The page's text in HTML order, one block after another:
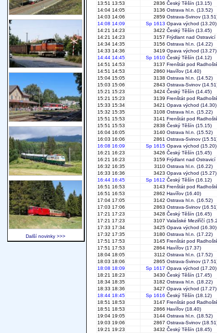
13:51 13:53 2836 Český Těšín (13.15)
14:04 14:05 3136 Ostrava hl.n. (13.52)
14:03 14:06 2859 Ostrava-Svinov
14:08 14:09 Sp 1613 Opava východ (13.20)
14:21 14:23 3422 Český Těšín (13.45)
14:21 14:23 3157 Frýdlant nad Ostravicí
14:34 14:35 3156 Ostrava hl.n. (14.22)
14:33 14:36 3419 Opava východ (13.27)
14:44 14:45 Sp 1610 Český Těšín (14.12)
14:51 14:53 3137 Frenštát pod
14:51 14:53 2860 Havířov (14.40)
15:04 15:05 3138 Ostrava hl.n. (14.52)
15:03 15:06 2843 Ostrava-Svinov
15:21 15:23 3424 Český Těšín (14.45)
15:21 15:23 3139 Frenštát pod
15:33 15:34 3421 Opava východ (14.30)
15:32 15:35 3108 Ostrava hl.n. (15.22)
15:51 15:53 3141 Frenštát pod
15:51 15:53 2838 Český Těšín (15.15)
16:04 16:05 3140 Ostrava hl.n. (15.52)
16:03 16:06 2861 Ostrava-Svinov
16:08 16:09 Sp 1615 Opava východ (15.20)
16:21 16:23 3426 Český Těšín (15.45)
16:21 16:23 3159 Frýdlant nad Ostravicí
16:32 16:35 3110 Ostrava hl.n. (16.22)
16:33 16:36 3423 Opava východ (15.27)
16:44 16:45 Sp 1612 Český Těšín (16.12)
16:51 16:53 3143 Frenštát pod
16:51 16:53 2862 Havířov (16.40)
17:04 17:05 3142 Ostrava hl.n. (16.52)
17:03 17:06 2863 Ostrava-Svinov
17:21 17:23 3428 Český Těšín (16.45)
17:21 17:23 3107 Valašské Meziříčí
17:33 17:34 3425 Opava východ (16.30)
17:32 17:35 3180 Ostrava hl.n. (17.22)
17:51 17:53 3145 Frenštát pod
17:51 17:53 2864 Havířov (17.37)
18:04 18:05 3112 Ostrava hl.n. (17.52)
18:03 18:06 2865 Ostrava-Svinov
18:08 18:09 Sp 1617 Opava východ (17.20)
18:21 18:23 3430 Český Těšín (17.45)
18:34 18:35 3182 Ostrava hl.n. (18.22)
18:33 18:36 3427 Opava východ (17.27)
18:44 18:45 Sp 1616 Český Těšín (18.12)
18:51 18:53 3147 Frenštát pod
18:51 18:53 2866 Havířov (18.40)
19:04 19:05 3144 Ostrava hl.n. (18.52)
19:03 19:06 2867 Ostrava-Svinov
19:21 19:23 3432 Český Těšín (18.45)
Další novinky >>>